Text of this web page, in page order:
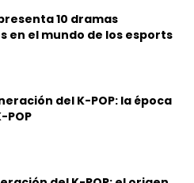
10 dramas
en el mundo de los esports
del K-POP: la época
POP